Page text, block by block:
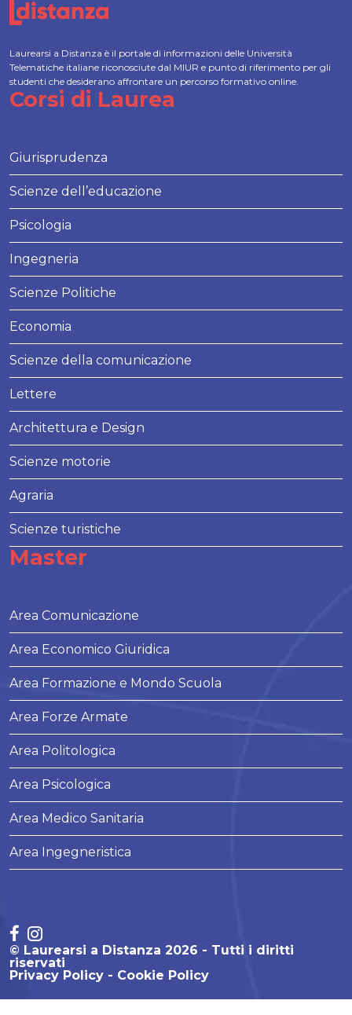
Laurearsi a Distanza è il portale di informazioni delle Università
Telematiche italiane riconosciute dal MIUR e punto di riferimento per gli
studenti che desiderano affrontare un percorso formativo online.
Corsi di Laurea
Giurisprudenza
Scienze dell’educazione
Psicologia
Ingegneria
Scienze Politiche
Economia
Scienze della comunicazione
Lettere
Architettura e Design
Scienze motorie
Agraria
Scienze turistiche
Master
Area Comunicazione
Area Economico Giuridica
Area Formazione e Mondo Scuola
Area Forze Armate
Area Politologica
Area Psicologica
Area Medico Sanitaria
Area Ingegneristica
© Laurearsi a Distanza 2026 - Tutti i diritti
riservati
Privacy Policy
Cookie Policy